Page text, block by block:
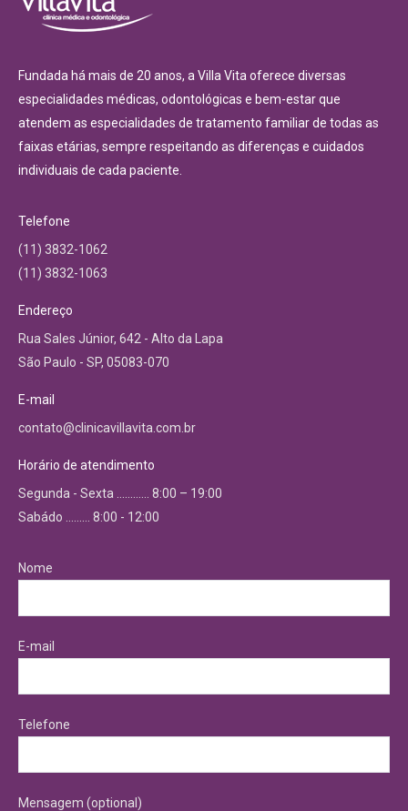
Fundada há mais de 20 anos, a Villa Vita oferece diversas
especialidades médicas, odontológicas e bem-estar que
atendem as especialidades de tratamento familiar de todas as
faixas etárias, sempre respeitando as diferenças e cuidados
individuais de cada paciente.
Telefone
(11) 3832-1062
(11) 3832-1063
Endereço
Rua Sales Júnior, 642 - Alto da Lapa
São Paulo - SP, 05083-070
E-mail
contato@clinicavillavita.com.br
Horário de atendimento
Segunda - Sexta ………… 8:00 – 19:00
Sabádo ……… 8:00 - 12:00
Nome
E-mail
Telefone
Mensagem (optional)